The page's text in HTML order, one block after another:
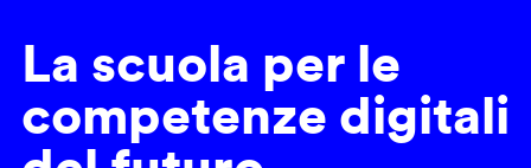
La scuola per le
competenze digitali